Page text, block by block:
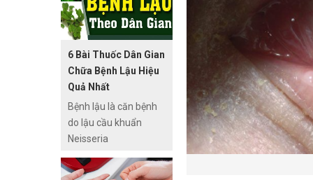
quanh.
bệnh, Tuy bệnh không
gây nguy hiểm nhưng
lại gây nên ngứ
ngáy khó chịu và mất
thẩm mỹ. Chữa hắc
lào tại nhà bằng các
mẹo dân gian, sử
dụng nguyên liệu
thiên nhiên là các điều
trị được sử dụng từ xa
xưa và có thể cho hiệu
6 Bài Thuốc Dân Gian
Chữa Bệnh Lậu Hiệu
Quả Nhất
Bệnh lậu là căn bệnh
do lậu cầu khuẩn
Neisseria
thường lây truyền chủ